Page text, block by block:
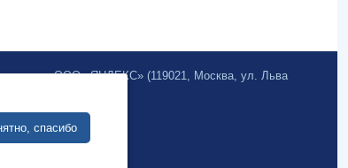
компании ООО «ЯНДЕКС» (119021, Москва, ул. Льва
спасибо